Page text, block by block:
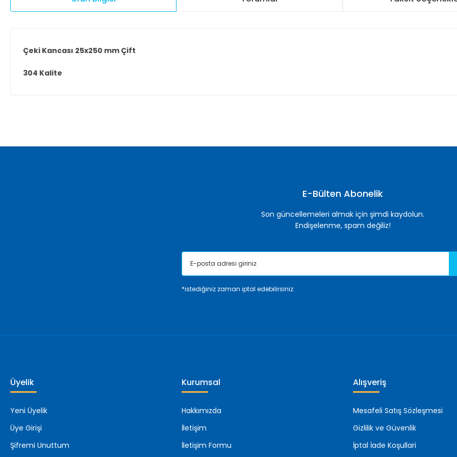
Çeki Kancası 25x250 mm Çift
304 Kalite
E-Bülten Abonelik
Son güncellemeleri almak için şimdi kaydolun.
Endişelenme, spam değiliz!
*istediğiniz zaman iptal edebilirsiniz.
Üyelik
Yeni Üyelik
Üye Girişi
Şifremi Unuttum
Kurumsal
Hakkımızda
İletişim
İletişim Formu
Alışveriş
Mesafeli Satış Sözleşmesi
Gizlilik ve Güvenlik
İptal İade Koşullari